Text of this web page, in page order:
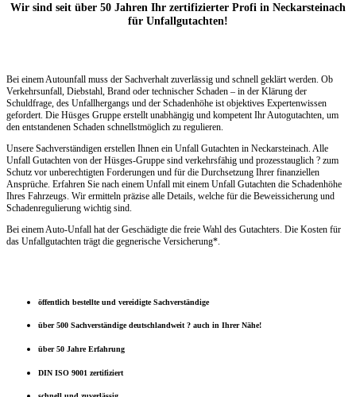
Wir sind seit über 50 Jahren Ihr zertifizierter Profi in Neckarsteinach
für Unfallgutachten!
Bei einem Autounfall muss der Sachverhalt zuverlässig und schnell geklärt werden. Ob
Verkehrsunfall, Diebstahl, Brand oder technischer Schaden – in der Klärung der
Schuldfrage, des Unfallhergangs und der Schadenhöhe ist objektives Expertenwissen
gefordert. Die Hüsges Gruppe erstellt unabhängig und kompetent Ihr Autogutachten, um
den entstandenen Schaden schnellstmöglich zu regulieren.
Unsere Sachverständigen erstellen Ihnen ein Unfall Gutachten in Neckarsteinach. Alle
Unfall Gutachten von der Hüsges-Gruppe sind verkehrsfähig und prozesstauglich ? zum
Schutz vor unberechtigten Forderungen und für die Durchsetzung Ihrer finanziellen
Ansprüche. Erfahren Sie nach einem Unfall mit einem Unfall Gutachten die Schadenhöhe
Ihres Fahrzeugs. Wir ermitteln präzise alle Details, welche für die Beweissicherung und
Schadenregulierung wichtig sind.
Bei einem Auto-Unfall hat der Geschädigte die freie Wahl des Gutachters. Die Kosten für
das Unfallgutachten trägt die gegnerische Versicherung*.
öffentlich bestellte und vereidigte Sachverständige
über 500 Sachverständige deutschlandweit ? auch in Ihrer Nähe!
über 50 Jahre Erfahrung
DIN ISO 9001 zertifiziert